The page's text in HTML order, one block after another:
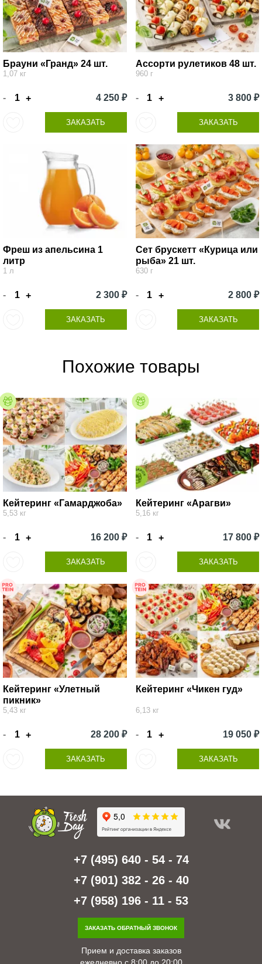
Брауни «Гранд» 24 шт.
1,07 кг
- + 4 250 ₽
ЗАКАЗАТЬ
Ассорти рулетиков 48 шт.
960 г
- + 3 800 ₽
ЗАКАЗАТЬ
Фреш из апельсина 1
литр
1 л
- + 2 300 ₽
ЗАКАЗАТЬ
Сет брускетт «Курица или
рыба» 21 шт.
630 г
- + 2 800 ₽
ЗАКАЗАТЬ
Похожие товары
Кейтеринг «Гамарджоба»
5,53 кг
- + 16 200 ₽
ЗАКАЗАТЬ
Кейтеринг «Арагви»
5,16 кг
- + 17 800 ₽
ЗАКАЗАТЬ
Кейтеринг «Улетный
пикник»
5,43 кг
- + 28 200 ₽
ЗАКАЗАТЬ
Кейтеринг «Чикен гуд»
6,13 кг
- + 19 050 ₽
ЗАКАЗАТЬ
+7 (495) 640 - 54 - 74
+7 (901) 382 - 26 - 40
+7 (958) 196 - 11 - 53
ЗАКАЗАТЬ ОБРАТНЫЙ ЗВОНОК
Прием и доставка заказов